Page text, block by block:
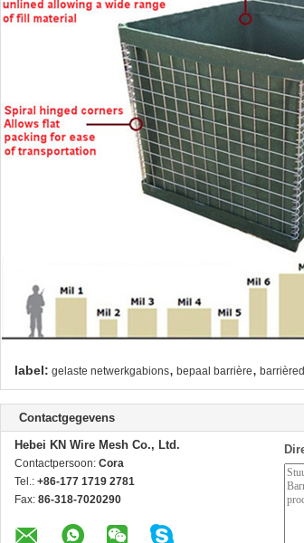
label: gelaste netwerkgabions, bepaal barrière,
Contactgegevens
Hebei KN Wire Mesh Co., Ltd.
Contactpersoon: Cora
Tel.: +86-177 1719 2781
Fax: 86-318-7020290